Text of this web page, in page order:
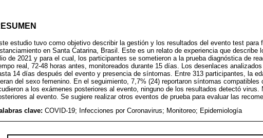
estudio tuvo como objetivo describir la gestión y los resultados del evento test para
en Santa Catarina, Brasil. Este es un relato de experiencia que describe
de 2021 y para el cual, los participantes se sometieron a la prueba diagnóstica de
real, 72-48 horas antes, monitoreados durante 15 días. Los desenlaces
14 días después del evento y presencia de síntomas. Entre 313 participantes, la
del sexo femenino. En el seguimiento, 7,7% (24) reportaron síntomas
a los exámenes posteriores al evento, ninguno de los resultados detectó virus.
al evento. Se sugiere realizar otros eventos de prueba para evaluar las
clave: COVID-19; Infecciones por Coronavirus; Monitoreo; Epidemiología